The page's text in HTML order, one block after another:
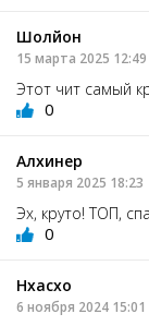
Шолйон
15 марта 2025 12:49
Этот чит самый
0
Алхинер
5 января 2025 18:23
Эх, круто! ТОП,
0
Нхасхо
6 ноября 2024 15:01